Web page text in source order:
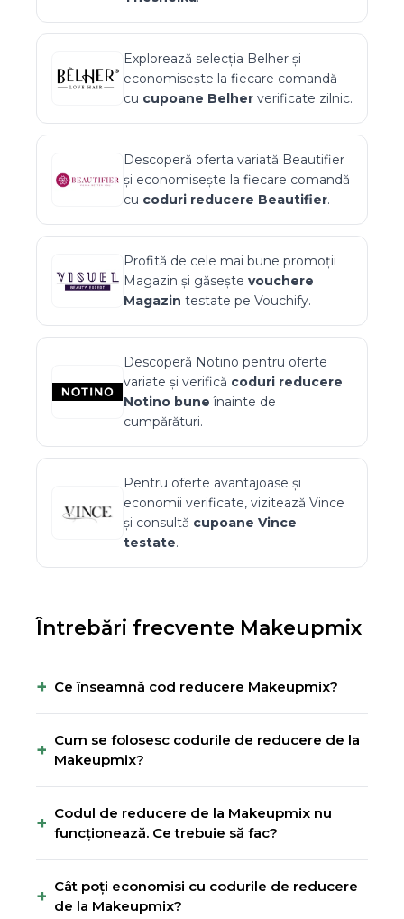
Explorează selecția Belher și
economisește la fiecare comandă
cu cupoane Belher verificate zilnic.
Descoperă oferta variată Beautifier
și economisește la fiecare comandă
cu coduri reducere Beautifier.
Profită de cele mai bune promoții
Magazin și găsește vouchere
Magazin testate pe Vouchify.
Descoperă Notino pentru oferte
variate și verifică coduri reducere
Notino bune înainte de
cumpărături.
Pentru oferte avantajoase și
economii verificate, vizitează Vince
și consultă cupoane Vince
testate.
Întrebări frecvente Makeupmix
+ Ce înseamnă cod reducere Makeupmix?
+ Cum se folosesc codurile de reducere de la
Makeupmix?
+ Codul de reducere de la Makeupmix nu
funcționează. Ce trebuie să fac?
+ Cât poți economisi cu codurile de reducere
de la Makeupmix?